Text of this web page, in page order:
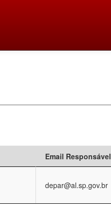
Email Responsável
depar@al.sp.gov.br